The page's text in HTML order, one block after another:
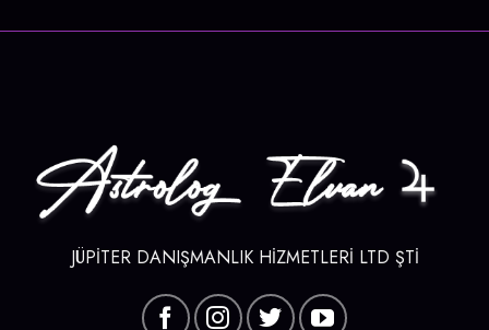
JÜPİTER DANIŞMANLIK HİZMETLERİ LTD ŞTİ